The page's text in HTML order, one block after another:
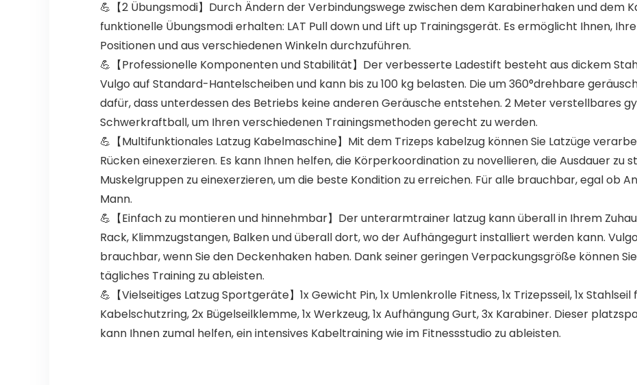
💪【2 Übungsmodi】Durch Ändern der Verbindungswege zwischen dem Karabinerhaken und dem
funktionelle Übungsmodi erhalten: LAT Pull down und Lift up Trainingsgerät. Es ermöglicht Ihnen,
Positionen und aus verschiedenen Winkeln durchzuführen.
💪【Professionelle Komponenten und Stabilität】Der verbesserte Ladestift besteht aus dickem
Vulgo auf Standard-Hantelscheiben und kann bis zu 100 kg belasten. Die um 360°drehbare
dafür, dass unterdessen des Betriebs keine anderen Geräusche entstehen. 2 Meter verstellbares
Schwerkraftball, um Ihren verschiedenen Trainingsmethoden gerecht zu werden.
💪【Multifunktionales Latzug Kabelmaschine】Mit dem Trizeps kabelzug können Sie Latzüge
Rücken einexerzieren. Es kann Ihnen helfen, die Körperkoordination zu novellieren, die Ausdauer zu
Muskelgruppen zu einexerzieren, um die beste Kondition zu erreichen. Für alle brauchbar, egal ob
Mann.
💪【Einfach zu montieren und hinnehmbar】Der unterarmtrainer latzug kann überall in Ihrem
Rack, Klimmzugstangen, Balken und überall dort, wo der Aufhängegurt installiert werden kann.
brauchbar, wenn Sie den Deckenhaken haben. Dank seiner geringen Verpackungsgröße können
tägliches Training zu ableisten.
💪【Vielseitiges Latzug Sportgeräte】1x Gewicht Pin, 1x Umlenkrolle Fitness, 1x Trizepsseil, 1x
Kabelschutzring, 2x Bügelseilklemme, 1x Werkzeug, 1x Aufhängung Gurt, 3x Karabiner. Dieser
kann Ihnen zumal helfen, ein intensives Kabeltraining wie im Fitnessstudio zu ableisten.